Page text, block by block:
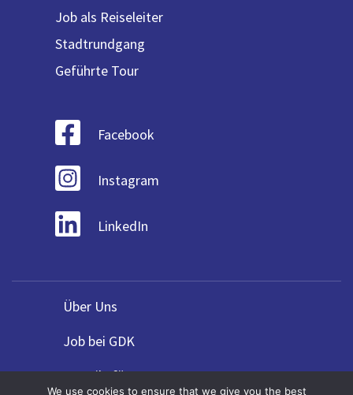
Job als Reiseleiter
Stadtrundgang
Geführte Tour
Facebook
Instagram
LinkedIn
Über Uns
Job bei GDK
Vorteile für Agenturen
We use cookies to ensure that we give you the best